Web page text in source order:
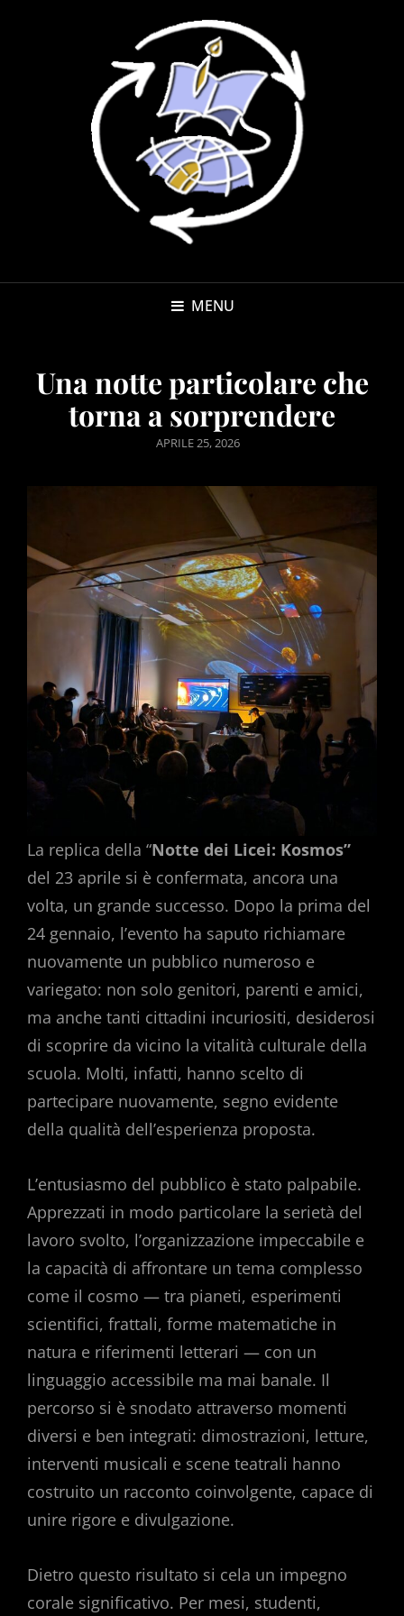
MENU
Una notte particolare che
torna a sorprendere
POSTED
APRILE 25, 2026
La replica della “Notte dei Licei: Kosmos”
del 23 aprile si è confermata, ancora una
volta, un grande successo. Dopo la prima del
24 gennaio, l’evento ha saputo richiamare
nuovamente un pubblico numeroso e
variegato: non solo genitori, parenti e amici,
ma anche tanti cittadini incuriositi, desiderosi
di scoprire da vicino la vitalità culturale della
scuola. Molti, infatti, hanno scelto di
partecipare nuovamente, segno evidente
della qualità dell’esperienza proposta.
L’entusiasmo del pubblico è stato palpabile.
Apprezzati in modo particolare la serietà del
lavoro svolto, l’organizzazione impeccabile e
la capacità di affrontare un tema complesso
come il cosmo — tra pianeti, esperimenti
scientifici, frattali, forme matematiche in
natura e riferimenti letterari — con un
linguaggio accessibile ma mai banale. Il
percorso si è snodato attraverso momenti
diversi e ben integrati: dimostrazioni, letture,
interventi musicali e scene teatrali hanno
costruito un racconto coinvolgente, capace di
unire rigore e divulgazione.
Dietro questo risultato si cela un impegno
corale significativo. Per mesi, studenti,